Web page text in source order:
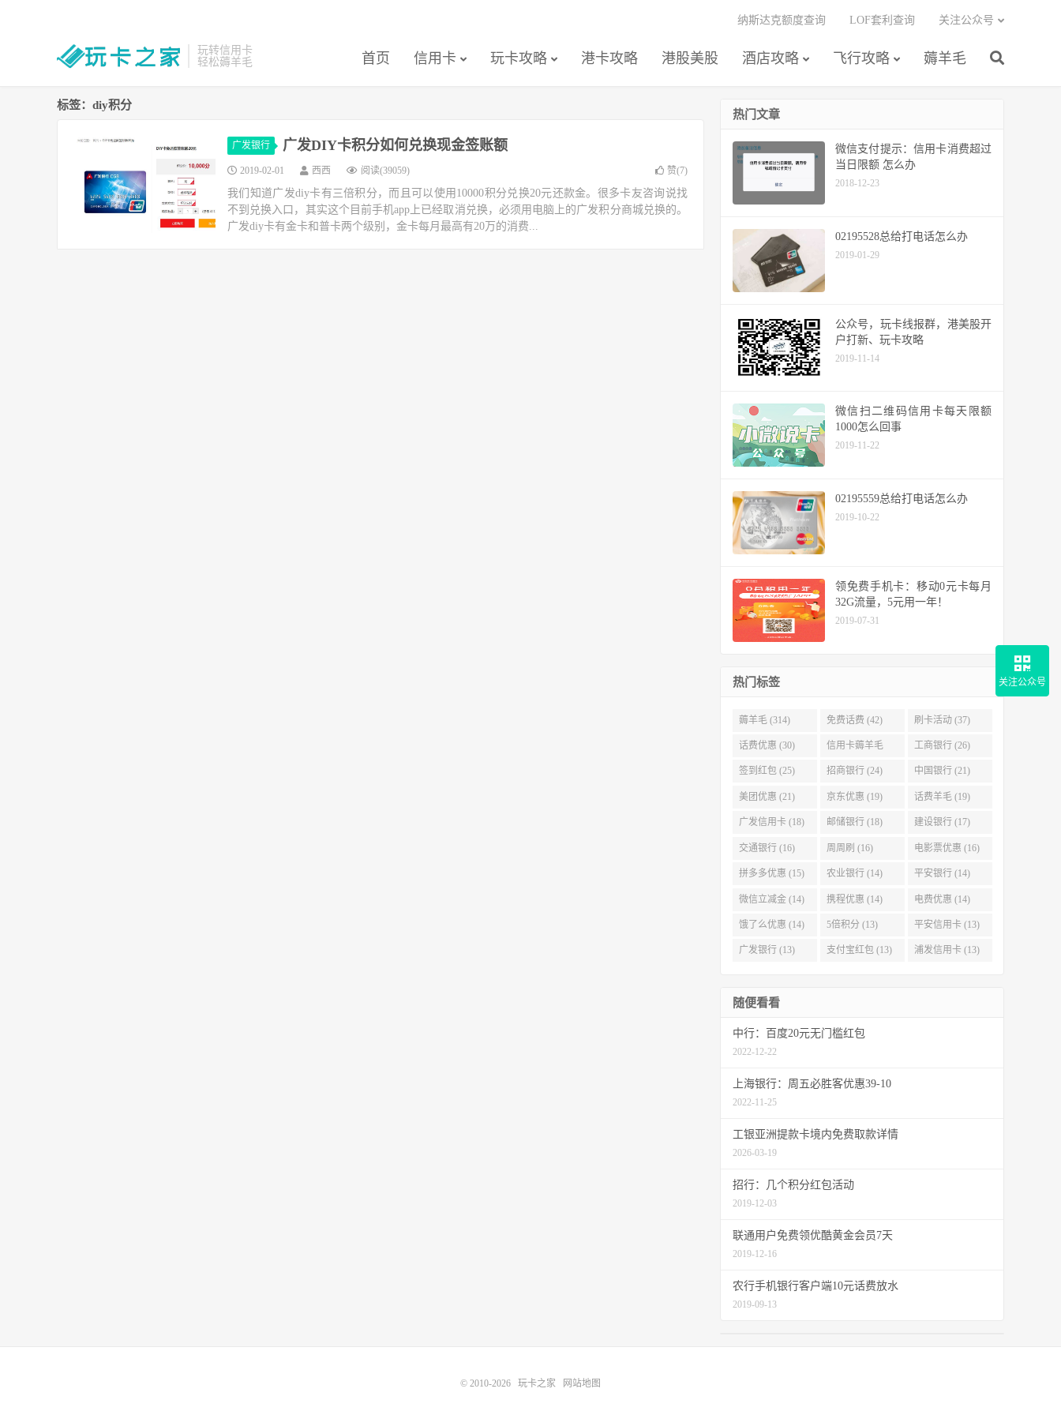
玩转信用卡
轻松薅羊毛
首页 信用卡 玩卡攻略 港卡攻略 港股美股 酒店攻略 飞行攻略 薅羊毛
纳斯达克额度查询 LOF套利查询 关注公众号
标签：diy积分
广发银行 广发DIY卡积分如何兑换现金签账额
2019-02-01 西西 阅读(39059) 赞(7)
我们知道广发diy卡有三倍积分，而且可以使用10000积分兑换20元还款金。很多卡友咨询说找
不到兑换入口，其实这个目前手机app上已经取消兑换，必须用电脑上的广发积分商城兑换的。
广发diy卡有金卡和普卡两个级别，金卡每月最高有20万的消费...
热门文章
微信支付提示：信用卡消费超过
当日限额 怎么办
2018-12-23
02195528总给打电话怎么办
2019-01-29
公众号，玩卡线报群，港美股开
户打新、玩卡攻略
2019-11-14
微信扫二维码信用卡每天限额
1000怎么回事
2019-11-22
02195559总给打电话怎么办
2019-10-22
领免费手机卡：移动0元卡每月
32G流量，5元用一年！
2019-07-31
热门标签
薅羊毛 (314) 免费话费 (42) 刷卡活动 (37)
话费优惠 (30) 信用卡薅羊毛
(29)
工商银行 (26)
签到红包 (25) 招商银行 (24) 中国银行 (21)
美团优惠 (21) 京东优惠 (19) 话费羊毛 (19)
广发信用卡 (18) 邮储银行 (18) 建设银行 (17)
交通银行 (16) 周周刷 (16) 电影票优惠 (16)
拼多多优惠 (15) 农业银行 (14) 平安银行 (14)
微信立减金 (14) 携程优惠 (14) 电费优惠 (14)
饿了么优惠 (14) 5倍积分 (13) 平安信用卡 (13)
广发银行 (13) 支付宝红包 (13) 浦发信用卡 (13)
随便看看
中行：百度20元无门槛红包
2022-12-22
上海银行：周五必胜客优惠39-10
2022-11-25
工银亚洲提款卡境内免费取款详情
2026-03-19
招行：几个积分红包活动
2019-12-03
联通用户免费领优酷黄金会员7天
2019-12-16
农行手机银行客户端10元话费放水
2019-09-13
© 2010-2026 玩卡之家 网站地图
关注公众号